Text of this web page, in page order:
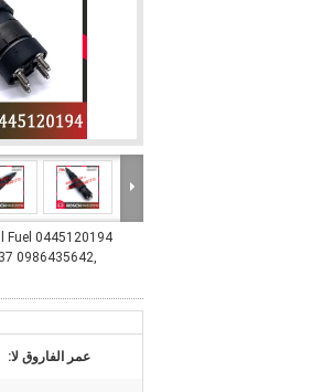
Fuel
0986435642,
عمر الفاروق لا: